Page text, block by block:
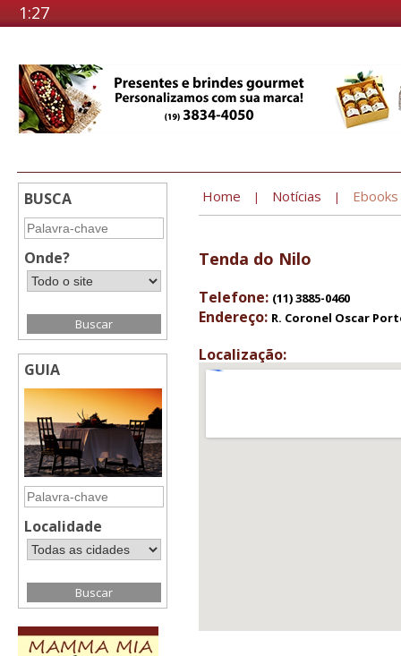
1:27
BUSCA
Onde?
GUIA
Localidade
Home | Notícias | Ebooks
Tenda do Nilo
Telefone: (11) 3885-0460
Endereço: R. Coronel Oscar
Localização: